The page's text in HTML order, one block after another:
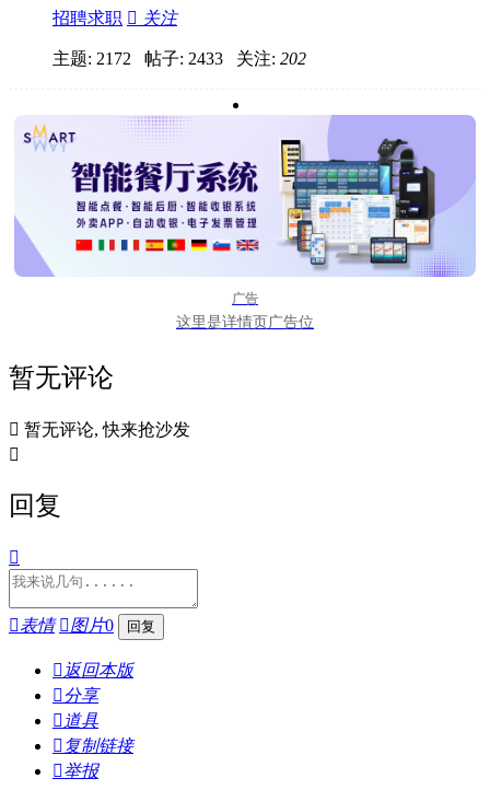
招聘求职  关注
主题: 2172 帖子: 2433 关注: 202
广告
这里是详情页广告位
暂无评论
 暂无评论, 快来抢沙发

回复

表情 图片0
 返回本版
分享
 道具
 复制链接
举报